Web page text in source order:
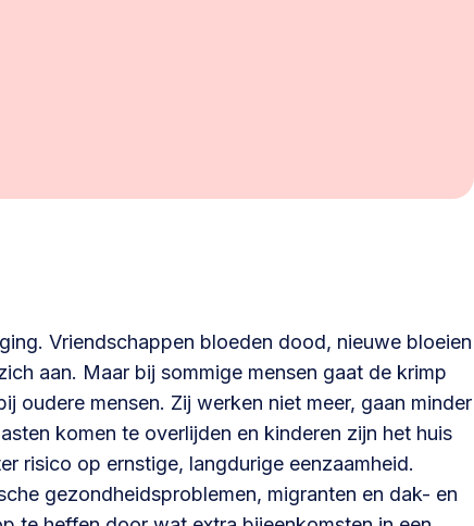
Vriendschappen bloeden dood, nieuwe bloeien
aan. Maar bij sommige mensen gaat de krimp
oudere mensen. Zij werken niet meer, gaan minder
komen te overlijden en kinderen zijn het huis
risico op ernstige, langdurige eenzaamheid.
gezondheidsproblemen, migranten en dak- en